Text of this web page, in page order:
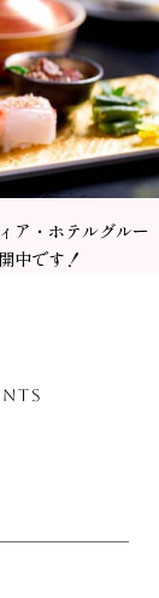
ア・ホテルグルー
中です！